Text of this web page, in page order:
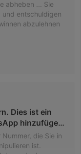
abheben ... Sie
und entschuldigen
abzulehnen
Dies ist ein
hinzufügen
das
die Sie in
ist.